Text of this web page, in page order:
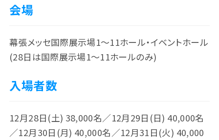
会場
幕張メッセ国際展示場1～11ホール・イベントホール
(28日は国際展示場1〜11ホールのみ)
入場者数
12月28日(土) 38,000名／12月29日(日) 40,000名
／12月30日(月) 40,000名／12月31日(火) 40,000